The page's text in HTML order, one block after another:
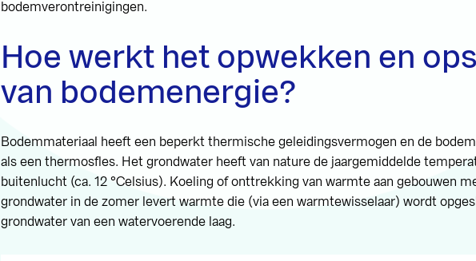
bodemverontreinigingen.
Hoe werkt het opwekken en
van bodemenergie?
Bodemmateriaal heeft een beperkt thermische geleidingsvermogen en de
als een thermosfles. Het grondwater heeft van nature de jaargemiddelde
buitenlucht (ca. 12 °Celsius). Koeling of onttrekking van warmte aan gebouwen
grondwater in de zomer levert warmte die (via een warmtewisselaar) wordt
grondwater van een watervoerende laag.